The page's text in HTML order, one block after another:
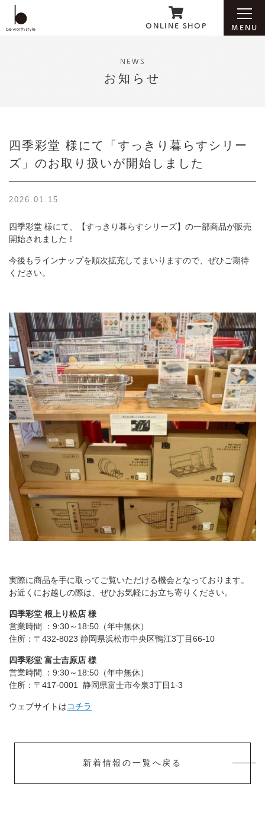
ブランド紹介
ONLINE SHOP MENU
NEWS
お知らせ
四季彩堂 様にて「すっきり暮らすシリー
ズ」のお取り扱いが開始しました
2026.01.15
四季彩堂 様にて、【すっきり暮らすシリーズ】の一部商品が販売
開始されました！
今後もラインナップを順次拡充してまいりますので、ぜひご期待
ください。
実際に商品を手に取ってご覧いただける機会となっております。
お近くにお越しの際は、ぜひお気軽にお立ち寄りください。
四季彩堂 根上り松店 様
営業時間 ：9:30～18:50（年中無休）
住所：〒432-8023 静岡県浜松市中央区鴨江3丁目66-10
四季彩堂 富士吉原店 様
営業時間 ：9:30～18:50（年中無休）
住所：〒417-0001 静岡県富士市今泉3丁目1-3
ウェブサイトはコチラ
新着情報の一覧へ戻る